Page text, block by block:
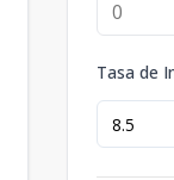
Tasa de